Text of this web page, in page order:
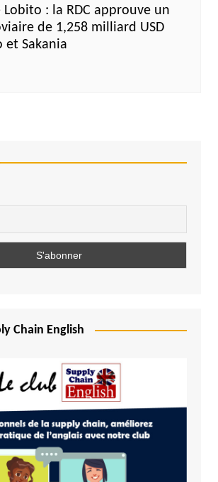
: la RDC approuve un
de 1,258 milliard USD
et Sakania
Chain English